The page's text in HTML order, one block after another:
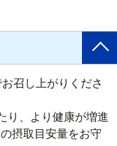
召し上がりくださ
り、より健康が増進
摂取目安量をお守